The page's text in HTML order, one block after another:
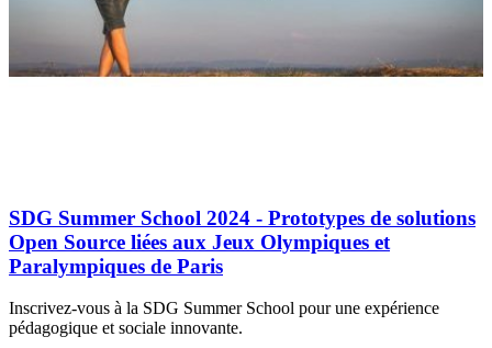
SDG Summer School 2024 - Prototypes de solutions
Open Source liées aux Jeux Olympiques et
Paralympiques de Paris
Inscrivez-vous à la SDG Summer School pour une expérience
pédagogique et sociale innovante.